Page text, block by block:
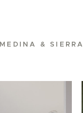
MEDINA & SIERRA